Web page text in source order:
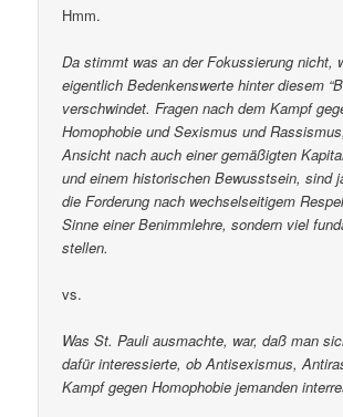
Hmm.
Da stimmt was an der Fokussierung nicht,
eigentlich Bedenkenswerte hinter diesem
verschwindet. Fragen nach dem Kampf
Homophobie und Sexismus und
Ansicht nach auch einer gemäßigten
und einem historischen Bewusstsein, sind
die Forderung nach wechselseitigem
Sinne einer Benimmlehre, sondern viel
stellen.
vs.
Was St. Pauli ausmachte, war, daß man
dafür interessierte, ob Antisexismus,
Kampf gegen Homophobie jemanden